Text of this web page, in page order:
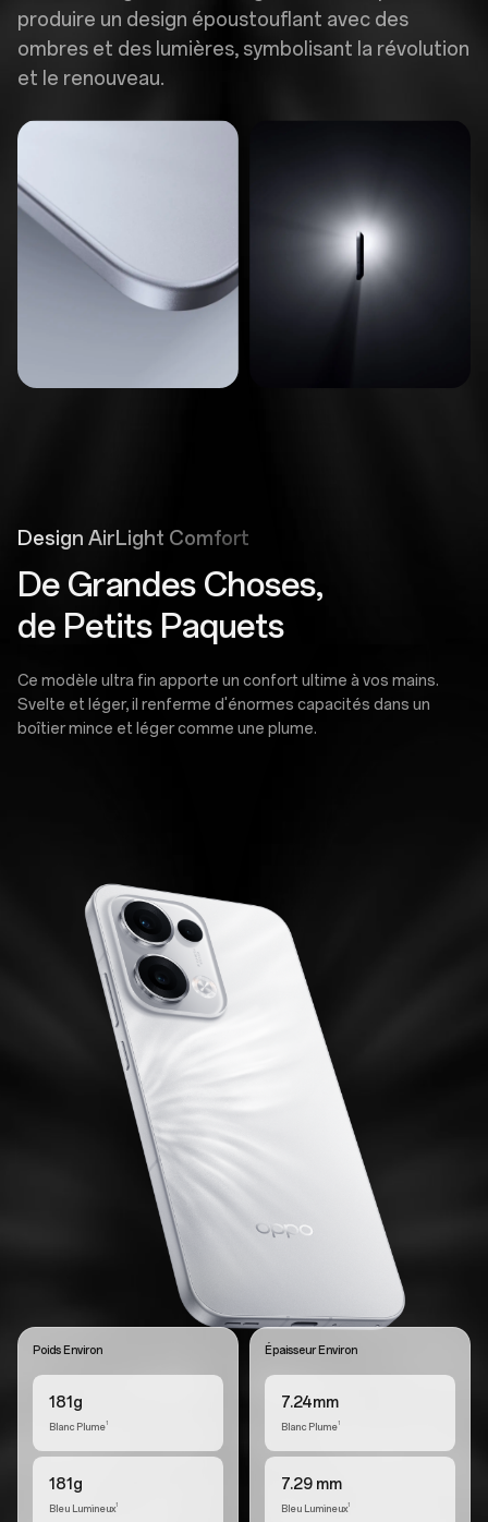
produire un design époustouflant avec des
ombres et des lumières, symbolisant la révolution
et le renouveau.
Design AirLight Comfort
De Grandes Choses,
de Petits Paquets
Ce modèle ultra fin apporte un confort ultime à vos mains.
Svelte et léger, il renferme d'énormes capacités dans un
boîtier mince et léger comme une plume.
Poids Environ
181g
Blanc Plume1
181g
Bleu Lumineux1
Épaisseur Environ
7.24mm
Blanc Plume1
7.29 mm
Bleu Lumineux1